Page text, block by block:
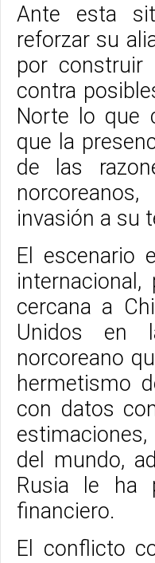
Ante esta
reforzar su
por
contra
Norte lo que
que la
de las
invasión a su
El escenario
cercana a
Unidos en
norcoreano
hermetismo
con datos
del mundo,
Rusia le ha
financiero.
El conflicto